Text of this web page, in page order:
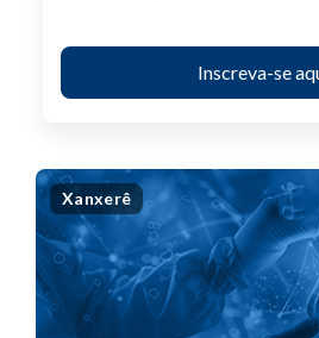
Inscreva-se
Xanxerê